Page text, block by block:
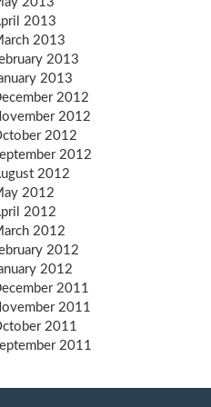
2013
2013
2013
2013
2012
2012
2012
2012
2012
2012
2012
2012
2012
2012
2011
2011
2011
2011